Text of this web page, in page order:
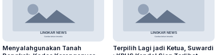
Menyalahgunakan Tanah
Terpilih Lagi jadi Ketua, Suwardi